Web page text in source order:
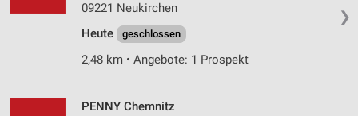
❯
09221 Neukirchen
Heute
geschlossen
2,48 km • Angebote: 1 Prospekt
PENNY Chemnitz
IAB-Besonderheiten:
Verwendung genauer Standortdaten
Geräte anhand von aktiv angeforderten
Nicht-IAB-Verarbeitungszwecke: